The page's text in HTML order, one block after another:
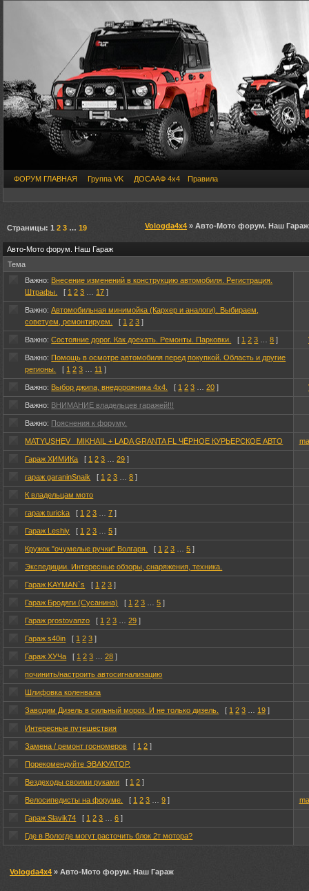
ФОРУМ ГЛАВНАЯ Группа VK ДОСААФ 4х4 Правила
Страницы: 1 2 3 … 19 Vologda4x4 » Авто-Мото форум. Наш Гараж
Авто-Мото форум. Наш Гараж
Тема
Важно: Внесение изменений в конструкцию автомобиля. Регистрация.
Штрафы.
[ 1 2 3 17 ]
Важно:Автомобильная минимойка (Кархер и аналоги). Выбираем,
советуем, ремонтируем.
[ 1 2 3 ]
Важно:Состояние дорог. Как доехать. Ремонты. Парковки. [ 1 2 3 …8 ]
Важно: Помощь в осмотре автомобиля перед покупкой. Область и другие
регионы.
[ 1 2 3 11 ]
Важно: Выбор джипа, внедорожника 4х4. [ 1 2 3 …20 ]
Важно: ВНИМАНИЕ владельцев гаражей!!!
Важно: Пояснения к форуму.
MATYUSHEV _MIKHAIL + LADA GRANTA FL ЧЁРНОЕ КУРЬЕРСКОЕ АВТО
Гараж ХИМИКа [ 1 2 3 …29 ]
гараж garaninSnaik [ 1 2 3 …8 ]
К владельцам мото
гараж turickа [ 1 2 3 …7 ]
Гараж Leshiy [ 1 2 3 …5 ]
Кружок "очумелые ручки" Волгаря. [ 1 2 3 …5 ]
Экспедиции. Интересные обзоры, снаряжения, техника.
Гараж KAYMAN`s [ 1 2 3 ]
Гараж Бродяги (Сусанина) [ 1 2 3 …5 ]
Гараж prostovanzo [ 1 2 3 …29 ]
Гараж s40in [ 1 2 3 ]
Гараж ХУЧа [ 1 2 3 …28 ]
починить/настроить автосигнализацию
Шлифовка коленвала
Заводим Дизель в сильный мороз. И не только дизель. [ 1 2 3 19 ]
Интересные путешествия
Замена / ремонт госномеров [ 1 2 ]
Порекомендуйте ЭВАКУАТОР.
Вездеходы своими руками [ 1 2 ]
Велосипедисты на форуме. [ 1 2 3 …9 ]
Гараж Slavik74 [ 1 2 3 …6 ]
Где в Вологде могут расточить блок 2т мотора?
Vologda4x4 » Авто-Мото форум. Наш Гараж